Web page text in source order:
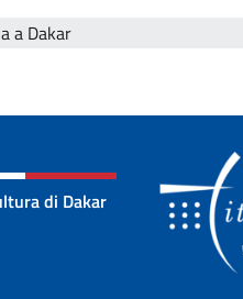
a Dakar
di Dakar